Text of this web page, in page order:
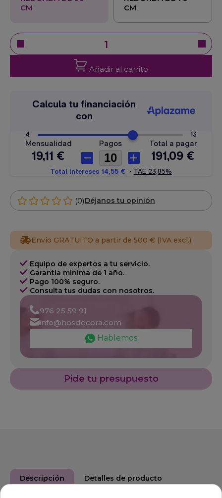
CM
CM
Añadir al carrito
(0)Déjanos tu opinión
Envío GRATUITO a partir de 500 € (IVA excl.)
Equipo de expertos a tu servicio.
Garantía mínima de 1 año.
Pago 100% seguro.
Consulta tus dudas con nosotros.
976 25 59 91
info@hosdecora.com
Hablemos
Pide tu presupuesto
Descripción Detalles de producto